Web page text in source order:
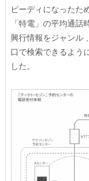
ピーディになったた
「特電」の平均通話
興行情報をジャンル
口で検索できるよう
した。